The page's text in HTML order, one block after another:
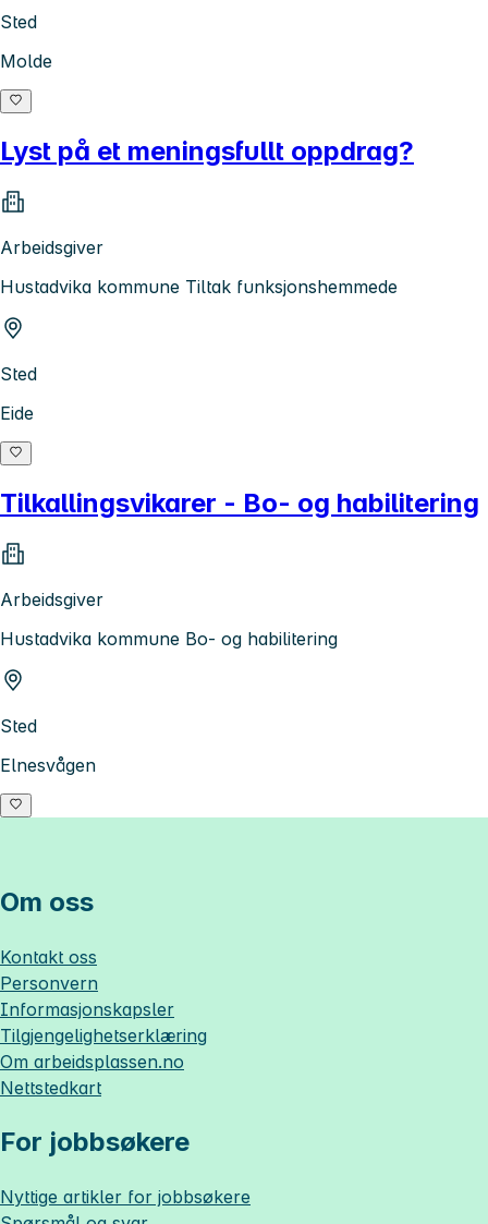
Sted
Molde
Lyst på et meningsfullt oppdrag?
Arbeidsgiver
Hustadvika kommune Tiltak funksjonshemmede
Sted
Eide
Tilkallingsvikarer - Bo- og habilitering
Arbeidsgiver
Hustadvika kommune Bo- og habilitering
Sted
Elnesvågen
Om oss
Kontakt oss
Personvern
Informasjonskapsler
Tilgjengelighetserklæring
Om arbeidsplassen.no
Nettstedkart
For jobbsøkere
Nyttige artikler for jobbsøkere